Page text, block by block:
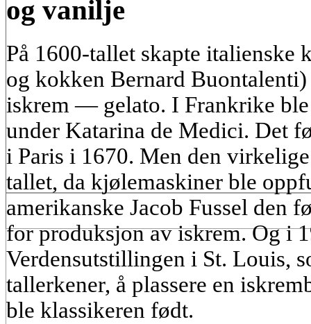
og vanilje
På 1600-tallet skapte italienske
og kokken Bernard
iskrem — gelato. I Frankrike
under Katarina de Medici. Det
i Paris i 1670. Men den
tallet, da kjølemaskiner ble
amerikanske Jacob Fussel den
for produksjon av iskrem. Og i
Verdensutstillingen i St. Louis,
tallerkener, å plassere en
ble klassikeren født.